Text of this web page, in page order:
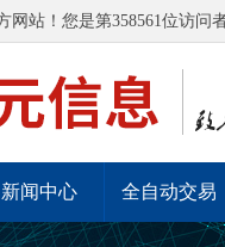
网站！您是第358561位访问
新闻中心 全自动交易